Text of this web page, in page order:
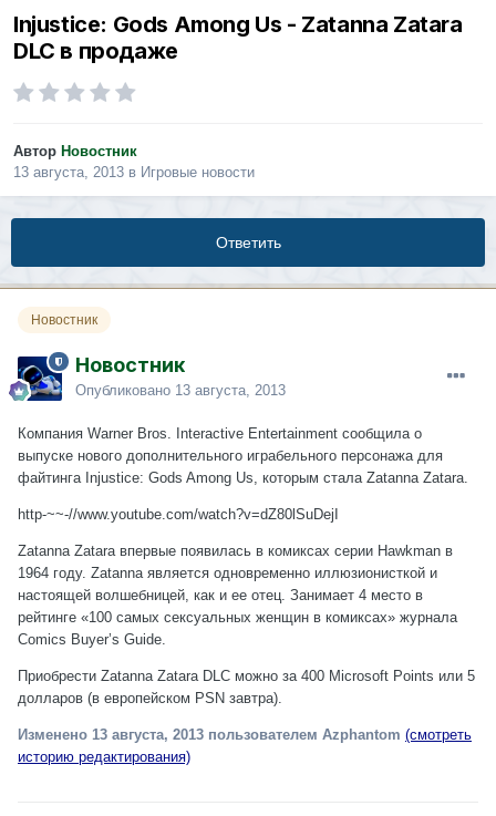
Injustice: Gods Among Us - Zatanna Zatara
DLC в продаже
Автор Новостник
13 августа, 2013 в Игровые новости
Ответить
Новостник
Новостник
Опубликовано 13 августа, 2013
Компания Warner Bros. Interactive Entertainment сообщила о
выпуске нового дополнительного играбельного персонажа для
файтинга Injustice: Gods Among Us, которым стала Zatanna Zatara.
http-~~-//www.youtube.com/watch?v=dZ80lSuDejI
Zatanna Zatara впервые появилась в комиксах серии Hawkman в
1964 году. Zatanna является одновременно иллюзионисткой и
настоящей волшебницей, как и ее отец. Занимает 4 место в
рейтинге «100 самых сексуальных женщин в комиксах» журнала
Comics Buyer’s Guide.
Приобрести Zatanna Zatara DLC можно за 400 Microsoft Points или 5
долларов (в европейском PSN завтра).
Изменено 13 августа, 2013 пользователем Azphantom (смотреть
историю редактирования)